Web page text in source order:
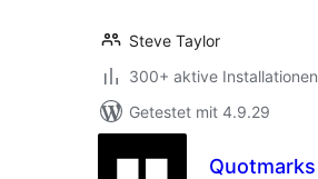
Steve Taylor
300+ aktive Installationen
Getestet mit 4.9.29
Quotmarks